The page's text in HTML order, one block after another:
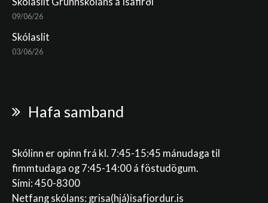
09/06/26
Skólaslit
03/06/26
Hafa samband
Skólinn er opinn frá kl. 7:45-15:45 mánudaga til
fimmtudaga og 7:45-14:00 á föstudögum.
Sími: 450-8300
Netfang skólans: grisa(hjá)isafjordur.is